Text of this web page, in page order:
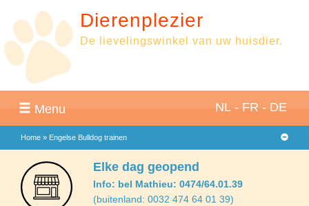
Dierenplezier
De lievelingswinkel van uw huisdier.
Menu NL - FR - DE
Home » Engelse Bulldog trainen
Elke dag geopend
Info: bel Mathieu: 0474/64.01.39
(buitenland: 0032 474 64 01 39)